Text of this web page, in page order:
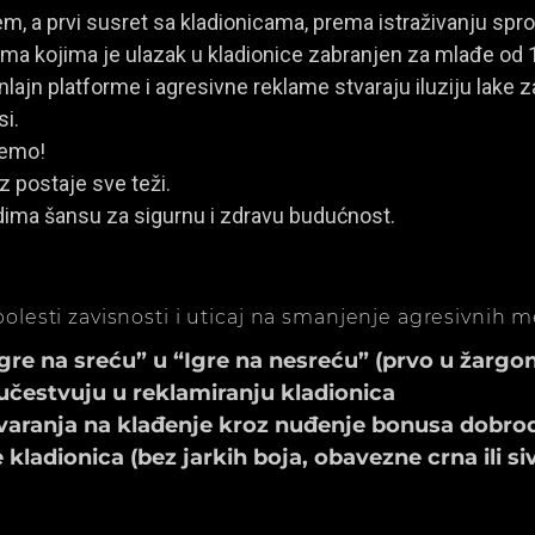
a prvi susret sa kladionicama, prema istraživanju
kojima je ulazak u kladionice zabranjen za mlađe od
platforme i agresivne reklame stvaraju iluziju lake
postaje sve teži.
šansu za sigurnu i zdravu budućnost.
zavisnosti i uticaj na smanjenje agresivnih
na sreću” u “Igre na nesreću” (prvo u
u reklamiranju kladionica
na klađenje kroz nuđenje bonusa
(bez jarkih boja, obavezne crna ili